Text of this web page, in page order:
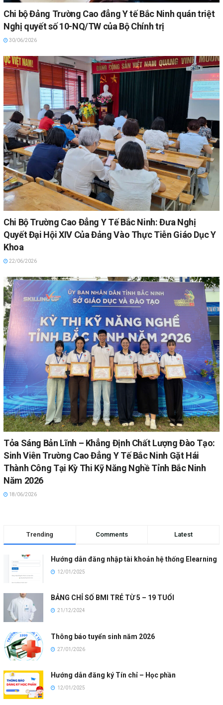
Chi bộ Đảng Trường Cao đẳng Y tế Bắc Ninh quán triệt
Nghị quyết số 10-NQ/TW của Bộ Chính trị
30/06/2026
Chi Bộ Trường Cao Đẳng Y Tế Bắc Ninh: Đưa Nghị
Quyết Đại Hội XIV Của Đảng Vào Thực Tiễn Giáo Dục Y
Khoa
22/06/2026
Tỏa Sáng Bản Lĩnh – Khẳng Định Chất Lượng Đào Tạo:
Sinh Viên Trường Cao Đẳng Y Tế Bắc Ninh Gặt Hái
Thành Công Tại Kỳ Thi Kỹ Năng Nghề Tỉnh Bắc Ninh
Năm 2026
18/06/2026
Trending Comments Latest
Hướng dẫn đăng nhập tài khoản hệ thống Elearning
12/01/2025
BẢNG CHỈ SỐ BMI TRẺ TỪ 5 – 19 TUỔI
21/12/2024
Thông báo tuyển sinh năm 2026
27/01/2026
Hướng dẫn đăng ký Tín chỉ – Học phần
12/01/2025